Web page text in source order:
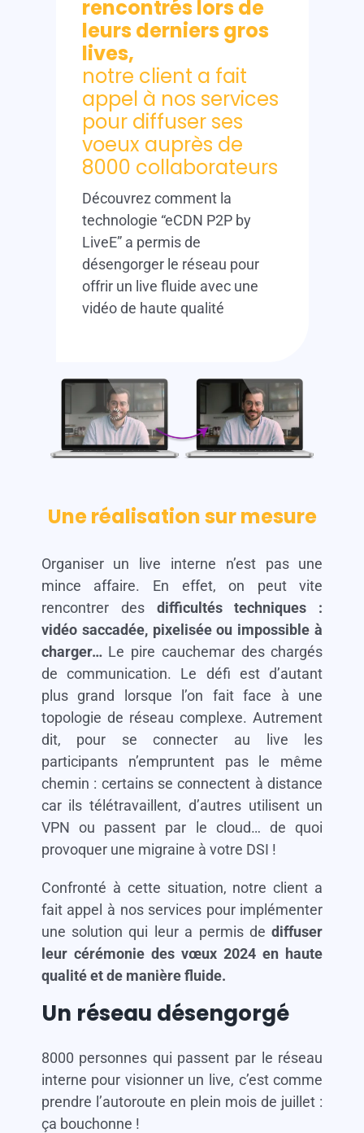
rencontrés lors de
leurs derniers gros
lives,
notre client a fait
appel à nos services
pour diffuser ses
voeux auprès de
8000 collaborateurs
Découvrez comment la
technologie “eCDN P2P by
LiveE” a permis de
désengorger le réseau pour
offrir un live fluide avec une
vidéo de haute qualité
Une réalisation sur mesure
Organiser un live interne n’est pas une
mince affaire. En effet, on peut vite
rencontrer des difficultés techniques :
vidéo saccadée, pixelisée ou impossible à
charger…Le pire cauchemar des chargés
de communication. Le défi est d’autant
plus grand lorsque l’on fait face à une
topologie de réseau complexe. Autrement
dit, pour se connecter au live les
participants n’empruntent pas le même
chemin : certains se connectent à distance
car ils télétravaillent, d’autres utilisent un
VPN ou passent par le cloud… de quoi
provoquer une migraine à votre DSI !
Confronté à cette situation, notre client a
fait appel à nos services pour implémenter
une solution qui leur a permis dediffuser
leur cérémonie des vœux 2024 en haute
qualité et de manière fluide.
Un réseau désengorgé
8000 personnes qui passent par le réseau
interne pour visionner un live, c’est comme
prendre l’autoroute en plein mois de juillet :
ça bouchonne !